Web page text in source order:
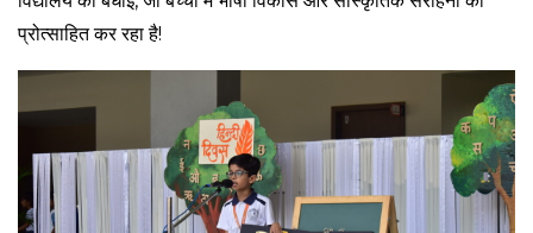
प्रोत्साहित कर रहा है!